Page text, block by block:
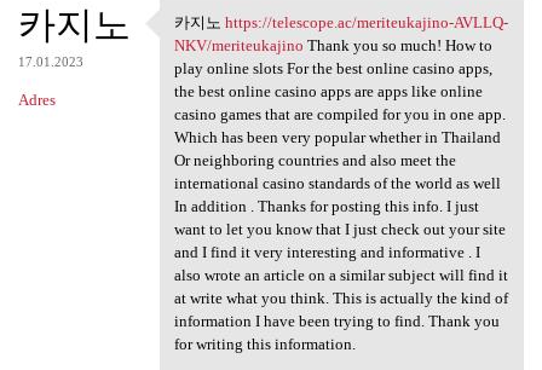
카지노
17.01.2023
Adres
카지노 https://telescope.ac
카지노 https://telescope.ac/meriteukajino-AVLLQ-
NKV/meriteukajino Thank you so much! How to
play online slots For the best online casino apps,
the best online casino apps are apps like online
casino games that are compiled for you in one app.
Which has been very popular whether in Thailand
Or neighboring countries and also meet the
international casino standards of the world as well
In addition . Thanks for posting this info. I just
want to let you know that I just check out your site
and I find it very interesting and informative . I
also wrote an article on a similar subject will find it
at write what you think. This is actually the kind of
information I have been trying to find. Thank you
for writing this information.